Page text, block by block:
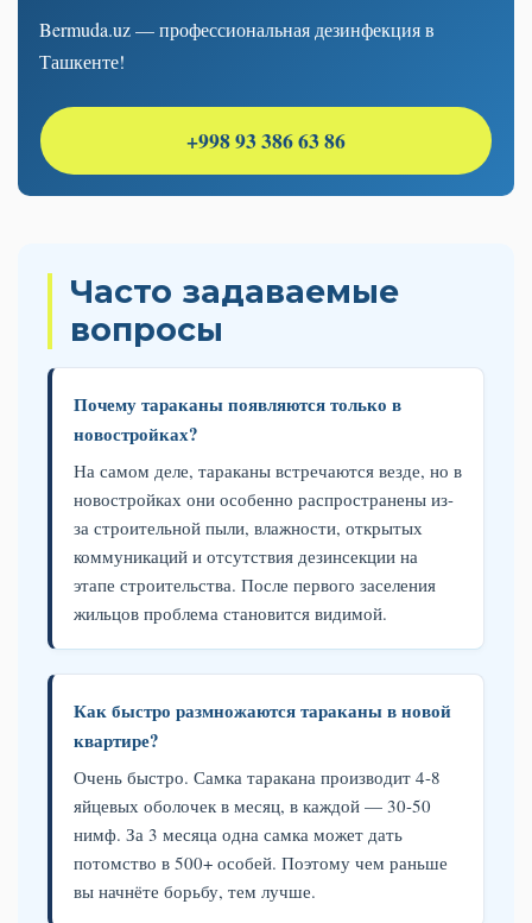
Bermuda.uz — профессиональная дезинфекция в
Ташкенте!
+998 93 386 63 86
Часто задаваемые
вопросы
Почему тараканы появляются только в
новостройках?
На самом деле, тараканы встречаются везде, но в
новостройках они особенно распространены из-
за строительной пыли, влажности, открытых
коммуникаций и отсутствия дезинсекции на
этапе строительства. После первого заселения
жильцов проблема становится видимой.
Как быстро размножаются тараканы в новой
квартире?
Очень быстро. Самка таракана производит 4-8
яйцевых оболочек в месяц, в каждой — 30-50
нимф. За 3 месяца одна самка может дать
потомство в 500+ особей. Поэтому чем раньше
вы начнёте борьбу, тем лучше.